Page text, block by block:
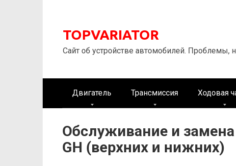
TOPVARIATOR
Сайт об устройстве автомобилей. Проблемы,
Двигатель Трансмиссия Ходовая
Обслуживание и
GH (верхних и нижних)